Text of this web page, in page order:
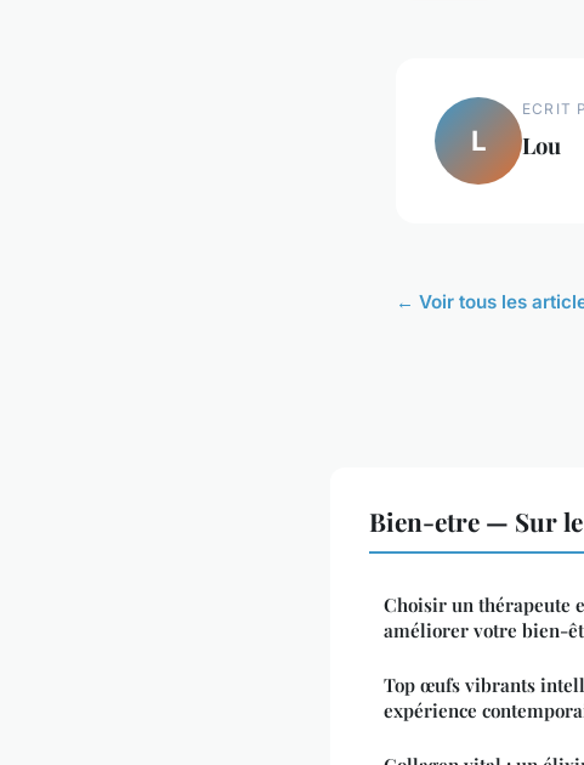
L
ECRIT
Lou
← Voir tous les
Bien-etre — Sur
Choisir un thérapeute
améliorer votre bien-
Top œufs vibrants
expérience